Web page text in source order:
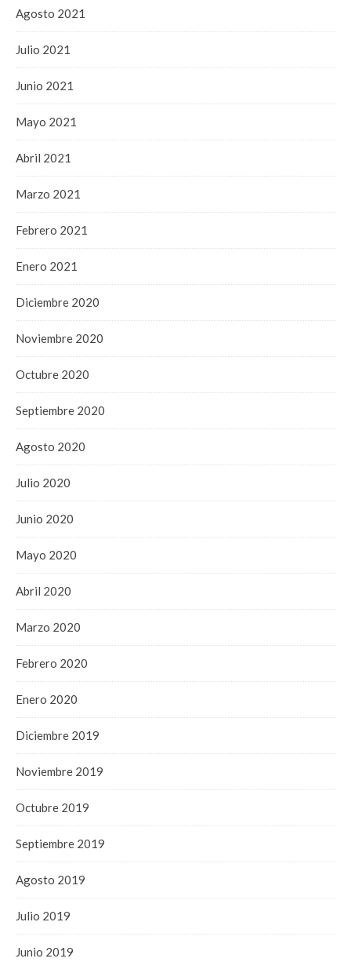
Agosto 2021
Julio 2021
Junio 2021
Mayo 2021
Abril 2021
Marzo 2021
Febrero 2021
Enero 2021
Diciembre 2020
Noviembre 2020
Octubre 2020
Septiembre 2020
Agosto 2020
Julio 2020
Junio 2020
Mayo 2020
Abril 2020
Marzo 2020
Febrero 2020
Enero 2020
Diciembre 2019
Noviembre 2019
Octubre 2019
Septiembre 2019
Agosto 2019
Julio 2019
Junio 2019